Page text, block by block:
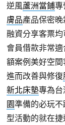
逆風蘆洲當鋪專
膚品產品保密
融資分享客票
會員借款非常
額案例美好空間
進而改善與修復
新北床墊專為
園準備的必玩
型活動的就在